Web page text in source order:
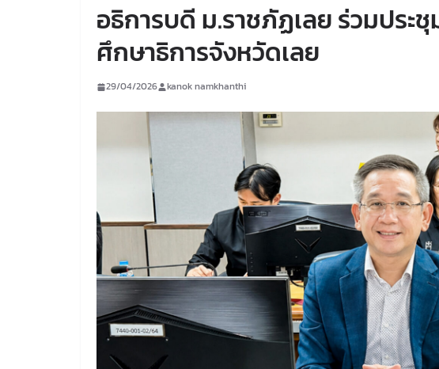
อธิการบดี ม.ราชภัฏเลย ร่วมประ
ศึกษาธิการจังหวัดเลย
29/04/2026 kanok namkhanthi